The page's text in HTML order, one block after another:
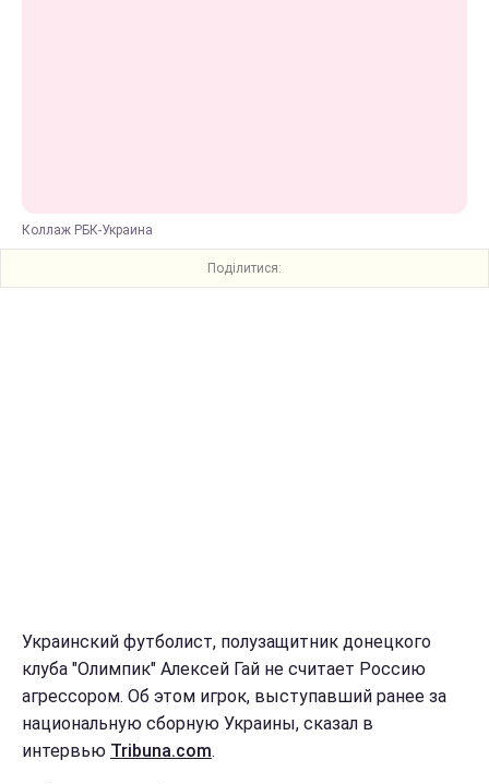
Коллаж РБК-Украина
Поділитися:
Украинский футболист, полузащитник донецкого
клуба "Олимпик" Алексей Гай не считает Россию
агрессором. Об этом игрок, выступавший ранее за
национальную сборную Украины, сказал в
интервью Tribuna.com.